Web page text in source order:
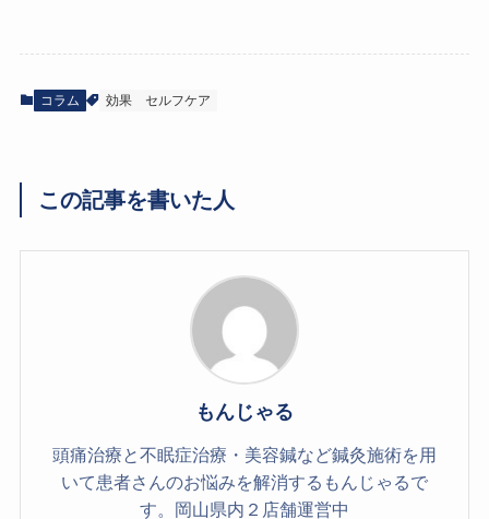
コラム 効果 セルフケア
この記事を書いた人
もんじゃる
頭痛治療と不眠症治療・美容鍼など鍼灸施術を用
いて患者さんのお悩みを解消するもんじゃるで
す。岡山県内２店舗運営中